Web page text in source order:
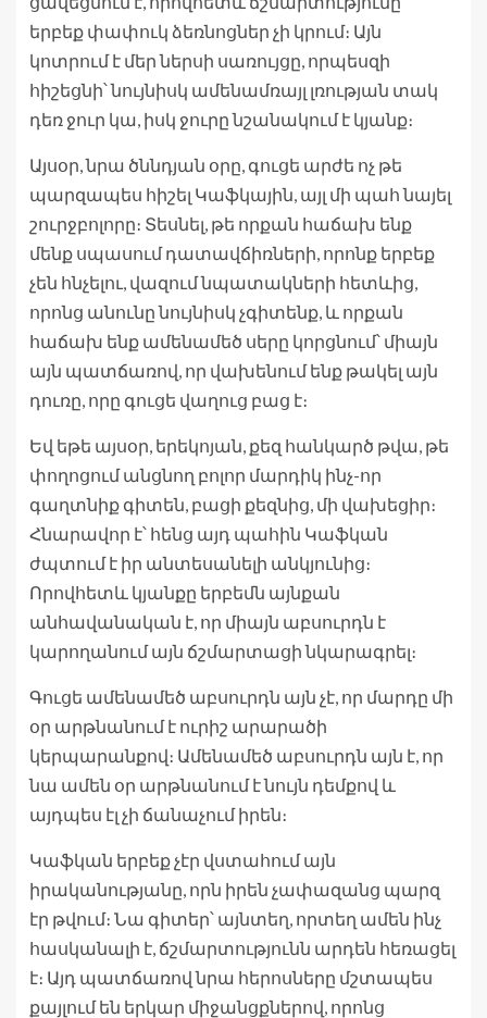
երբեք փափուկ ձեռնոցներ չի կրում։ Այն
կոտրում է մեր ներսի սառույցը, որպեսզի
հիշեցնի՝ նույնիսկ ամենամռայլ լռության տակ
դեռ ջուր կա, իսկ ջուրը նշանակում է կյանք։
Այսօր, նրա ծննդյան օրը, գուցե արժե ոչ թե
պարզապես հիշել Կաֆկային, այլ մի պահ նայել
շուրջբոլորը։ Տեսնել, թե որքան հաճախ ենք
մենք սպասում դատավճիռների, որոնք երբեք
չեն հնչելու, վազում նպատակների հետևից,
որոնց անունը նույնիսկ չգիտենք, և որքան
հաճախ ենք ամենամեծ սերը կորցնում՝ միայն
այն պատճառով, որ վախենում ենք թակել այն
դուռը, որը գուցե վաղուց բաց է։
Եվ եթե այսօր, երեկոյան, քեզ հանկարծ թվա, թե
փողոցում անցնող բոլոր մարդիկ ինչ-որ
գաղտնիք գիտեն, բացի քեզնից, մի վախեցիր։
Հնարավոր է՝ հենց այդ պահին Կաֆկան
ժպտում է իր անտեսանելի անկյունից։
Որովհետև կյանքը երբեմն այնքան
անհավանական է, որ միայն աբսուրդն է
կարողանում այն ճշմարտացի նկարագրել։
Գուցե ամենամեծ աբսուրդն այն չէ, որ մարդը մի
օր արթնանում է ուրիշ արարածի
կերպարանքով։ Ամենամեծ աբսուրդն այն է, որ
նա ամեն օր արթնանում է նույն դեմքով և
այդպես էլ չի ճանաչում իրեն։
Կաֆկան երբեք չէր վստահում այն
իրականությանը, որն իրեն չափազանց պարզ
էր թվում։ Նա գիտեր՝ այնտեղ, որտեղ ամեն ինչ
հասկանալի է, ճշմարտությունն արդեն հեռացել
է։ Այդ պատճառով նրա հերոսները մշտապես
քայլում են երկար միջանցքներով, որոնց